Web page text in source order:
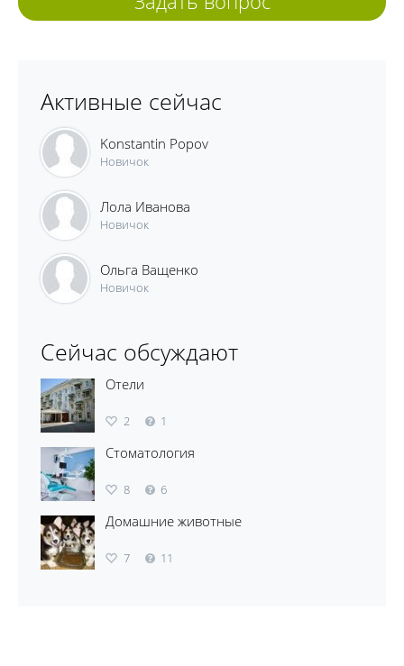
Активные сейчас
Konstantin Popov
Новичок
Лола Иванова
Новичок
Ольга Ващенко
Новичок
Сейчас обсуждают
Отели
2 1
Стоматология
8 6
Домашние животные
7 11